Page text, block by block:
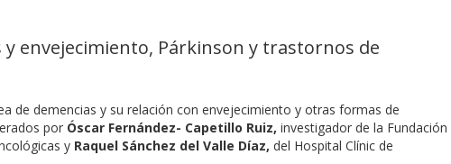
y envejecimiento, Párkinson y trastornos de
de demencias y su relación con envejecimiento y otras formas de
por Óscar Fernández- Capetillo Ruiz, investigador de la Fundación
y Raquel Sánchez del Valle Díaz, del Hospital Clínic de